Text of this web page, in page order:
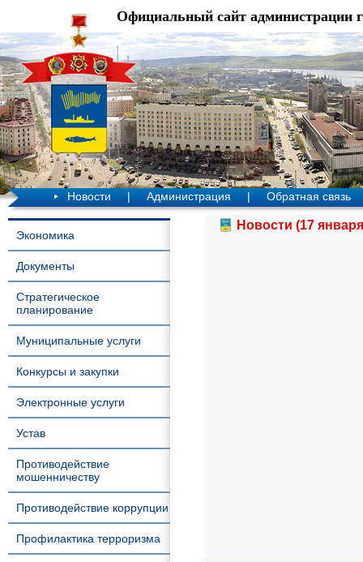
Официальный сайт администрации
Новости | Администрация | Обратная связь
Экономика
Документы
Стратегическое
планирование
Муниципальные услуги
Конкурсы и закупки
Электронные услуги
Устав
Противодействие
мошенничеству
Противодействие коррупции
Профилактика терроризма
Новости (17